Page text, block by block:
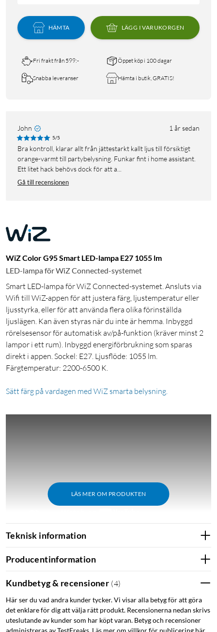
HÄMTA LÄGG I VARUKORGEN
Fri frakt från 599:- Öppet köp i 100 dagar
Snabba leveranser Hämta i butik, GRATIS!
John 1 år sedan
5/5
Bra kontroll, klarar allt från jättestarkt kallt ljus till försiktigt
orange-varmt till partybelysning. Funkar fint i home assistant.
Ett litet hack behövs dock för att a...
Gå till recensionen
WiZ Color G95 Smart LED-lampa E27 1055 lm
LED-lampa för WiZ Connected-systemet
Smart LED-lampa för WiZ Connected-systemet. Ansluts via
Wifi till WiZ-appen för att justera färg, ljustemperatur eller
ljusstyrka, eller för att använda flera olika förinställda
ljuslägen. Kan även styras när du inte är hemma. Inbyggd
rörelsesensor för automatisk av/på-funktion (kräver minst 2
lampor i ett rum). Inbyggd energiförbrukning som sparas
direkt i appen. Sockel: E27. Ljusflöde: 1055 lm.
Färgtemperatur: 2200-6500 K.
Sätt färg på vardagen med WiZ smarta belysning.
LÄS MER OM PRODUKTEN
Matter
(iOS/Android) får belysning och tillbehör från Wiz (tillverkade
under Q2 2021 och senare) nya möjligheter för integration i
det smarta hemmet tillsammans med en Matter-kompatibel
gateway, exempelvis Apple HomePod, Amazon Echo eller
Teknisk information
Producentinformation
Kundbetyg & recensioner (4)
Här ser du vad andra kunder tycker. Vi visar alla betyg för att göra
det enklare för dig att välja rätt produkt. Recensionerna nedan skrivs
uteslutande av kunder som har köpt varan. Betyg och recensioner